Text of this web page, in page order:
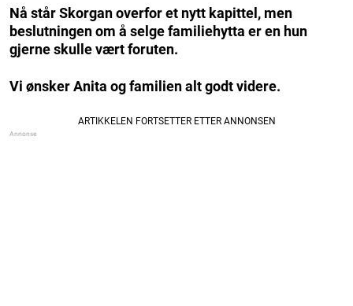
Nå står Skorgan overfor et nytt kapittel, men
beslutningen om å selge familiehytta er en hun
gjerne skulle vært foruten.
Vi ønsker Anita og familien alt godt videre.